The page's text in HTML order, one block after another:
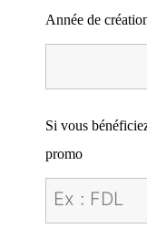
Année de
Si vous
promo